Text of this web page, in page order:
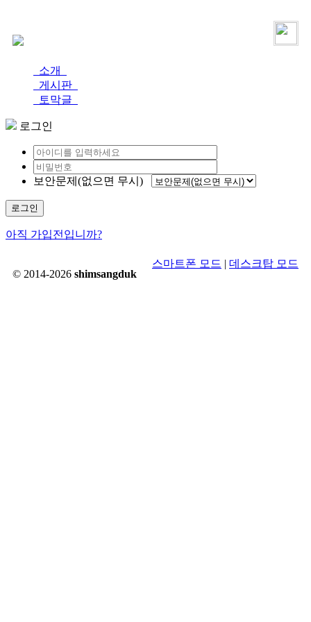
소개
게시판
토막글
로그인
보안문제(없으면 무시)
로그인
아직 가입전입니까?
© 2014-2026 shimsangduk
스마트폰 모드 | 데스크탑 모드